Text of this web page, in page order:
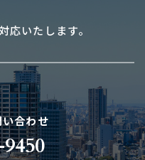
応いたします。
合わせ